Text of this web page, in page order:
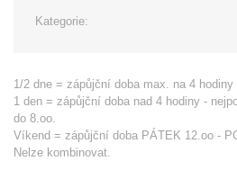
Kategorie:
1/2 dne = zápůjční doba max. na 4
1 den = zápůjční doba nad 4 hodiny -
do 8.oo.
Víkend = zápůjční doba PÁTEK 12.oo -
Nelze kombinovat.